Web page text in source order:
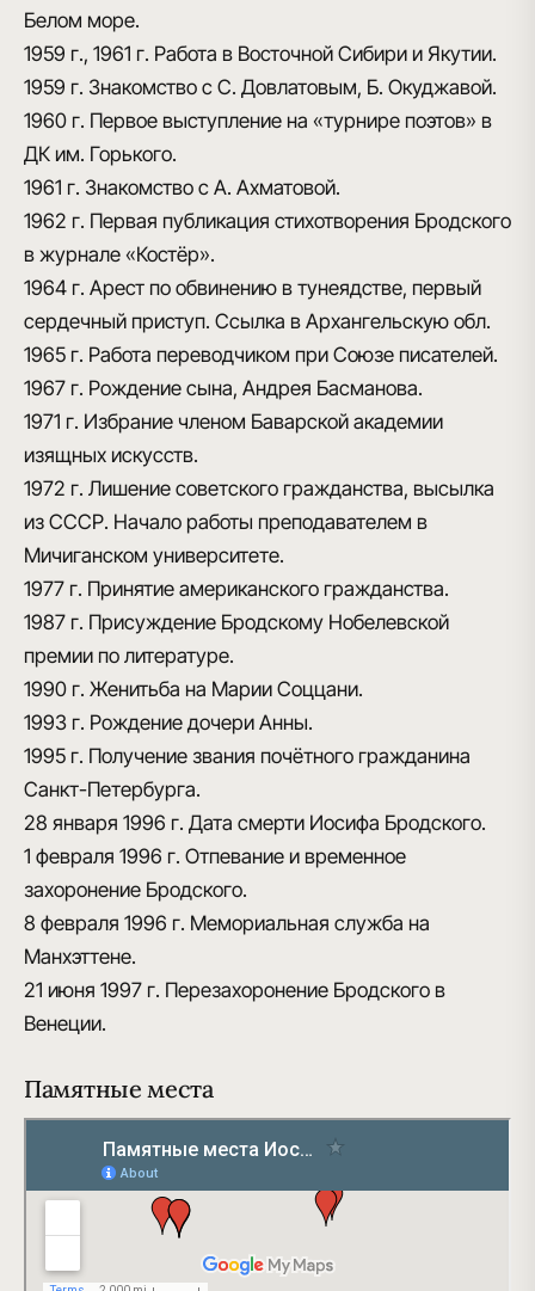
Белом море.
1959 г., 1961 г. Работа в Восточной Сибири и Якутии.
1959 г. Знакомство с С. Довлатовым, Б. Окуджавой.
1960 г. Первое выступление на «турнире поэтов» в
ДК им. Горького.
1961 г. Знакомство с А. Ахматовой.
1962 г. Первая публикация стихотворения Бродского
в журнале «Костёр».
1964 г. Арест по обвинению в тунеядстве, первый
сердечный приступ. Ссылка в Архангельскую обл.
1965 г. Работа переводчиком при Союзе писателей.
1967 г. Рождение сына, Андрея Басманова.
1971 г. Избрание членом Баварской академии
изящных искусств.
1972 г. Лишение советского гражданства, высылка
из СССР. Начало работы преподавателем в
Мичиганском университете.
1977 г. Принятие американского гражданства.
1987 г. Присуждение Бродскому Нобелевской
премии по литературе.
1990 г. Женитьба на Марии Соццани.
1993 г. Рождение дочери Анны.
1995 г. Получение звания почётного гражданина
Санкт-Петербурга.
28 января 1996 г. Дата смерти Иосифа Бродского.
1 февраля 1996 г. Отпевание и временное
захоронение Бродского.
8 февраля 1996 г. Мемориальная служба на
Манхэттене.
21 июня 1997 г. Перезахоронение Бродского в
Венеции.
Памятные места